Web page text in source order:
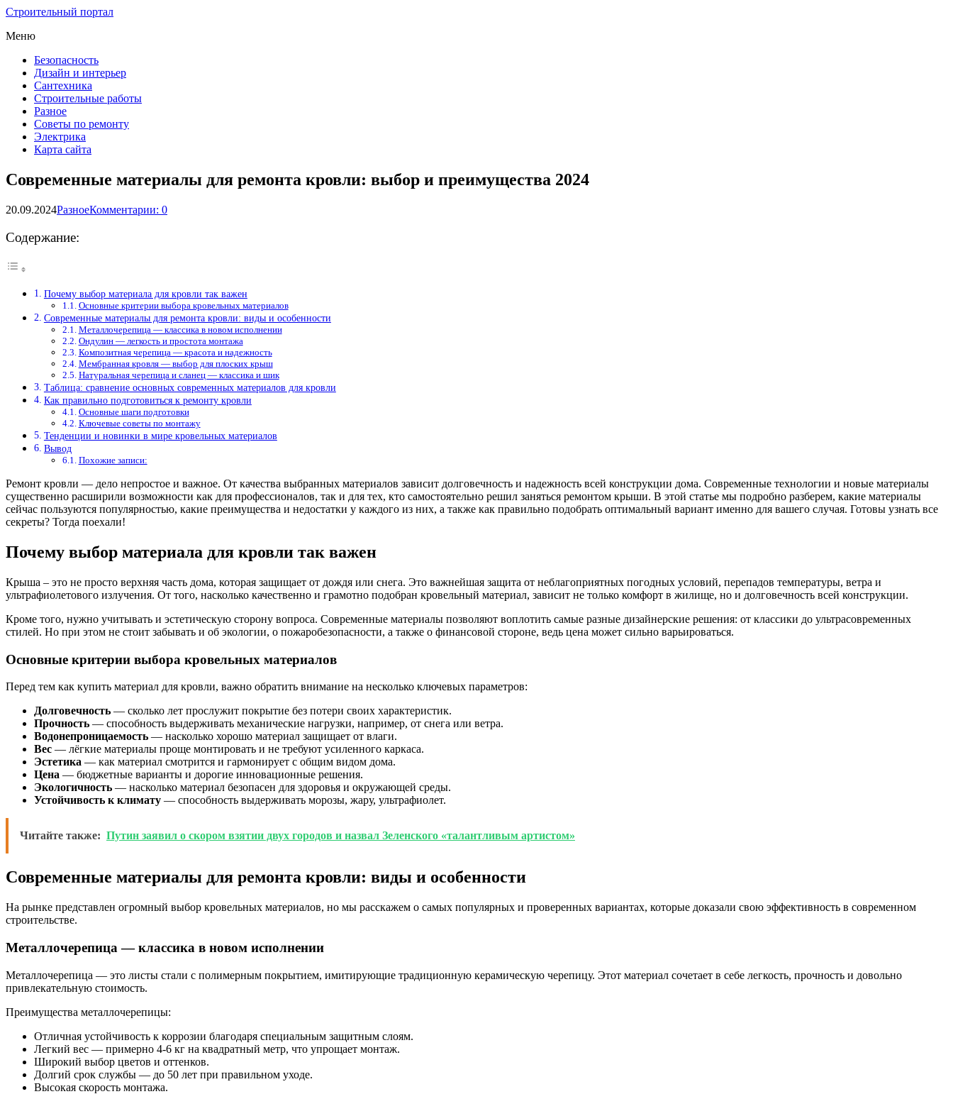
Строительный портал
Меню
Безопасность
Дизайн и интерьер
Сантехника
Строительные работы
Разное
Советы по ремонту
Электрика
Карта сайта
Современные материалы для ремонта кровли: выбор и преимущества 2024
20.09.2024РазноеКомментарии: 0
Содержание:
Почему выбор материала для кровли так важен
Основные критерии выбора кровельных материалов
Современные материалы для ремонта кровли: виды и особенности
Металлочерепица — классика в новом исполнении
Ондулин — легкость и простота монтажа
Композитная черепица — красота и надежность
Мембранная кровля — выбор для плоских крыш
Натуральная черепица и сланец — классика и шик
Таблица: сравнение основных современных материалов для кровли
Как правильно подготовиться к ремонту кровли
Основные шаги подготовки
Ключевые советы по монтажу
Тенденции и новинки в мире кровельных материалов
Вывод
Похожие записи:
Ремонт кровли — дело непростое и важное. От качества выбранных материалов зависит долговечность и надежность всей конструкции дома. Современные технологии и новые материалы
существенно расширили возможности как для профессионалов, так и для тех, кто самостоятельно решил заняться ремонтом крыши. В этой статье мы подробно разберем, какие материалы
сейчас пользуются популярностью, какие преимущества и недостатки у каждого из них, а также как правильно подобрать оптимальный вариант именно для вашего случая. Готовы узнать все
секреты? Тогда поехали!
Почему выбор материала для кровли так важен
Крыша – это не просто верхняя часть дома, которая защищает от дождя или снега. Это важнейшая защита от неблагоприятных погодных условий, перепадов температуры, ветра и
ультрафиолетового излучения. От того, насколько качественно и грамотно подобран кровельный материал, зависит не только комфорт в жилище, но и долговечность всей конструкции.
Кроме того, нужно учитывать и эстетическую сторону вопроса. Современные материалы позволяют воплотить самые разные дизайнерские решения: от классики до ультрасовременных
стилей. Но при этом не стоит забывать и об экологии, о пожаробезопасности, а также о финансовой стороне, ведь цена может сильно варьироваться.
Основные критерии выбора кровельных материалов
Перед тем как купить материал для кровли, важно обратить внимание на несколько ключевых параметров:
Долговечность — сколько лет прослужит покрытие без потери своих характеристик.
Прочность — способность выдерживать механические нагрузки, например, от снега или ветра.
Водонепроницаемость — насколько хорошо материал защищает от влаги.
Вес — лёгкие материалы проще монтировать и не требуют усиленного каркаса.
Эстетика — как материал смотрится и гармонирует с общим видом дома.
Цена — бюджетные варианты и дорогие инновационные решения.
Экологичность — насколько материал безопасен для здоровья и окружающей среды.
Устойчивость к климату — способность выдерживать морозы, жару, ультрафиолет.
Читайте также: Путин заявил о скором взятии двух городов и назвал Зеленского «талантливым артистом»
Современные материалы для ремонта кровли: виды и особенности
На рынке представлен огромный выбор кровельных материалов, но мы расскажем о самых популярных и проверенных вариантах, которые доказали свою эффективность в современном
строительстве.
Металлочерепица — классика в новом исполнении
Металлочерепица — это листы стали с полимерным покрытием, имитирующие традиционную керамическую черепицу. Этот материал сочетает в себе легкость, прочность и довольно
привлекательную стоимость.
Преимущества металлочерепицы:
Отличная устойчивость к коррозии благодаря специальным защитным слоям.
Легкий вес — примерно 4-6 кг на квадратный метр, что упрощает монтаж.
Широкий выбор цветов и оттенков.
Долгий срок службы — до 50 лет при правильном уходе.
Высокая скорость монтажа.